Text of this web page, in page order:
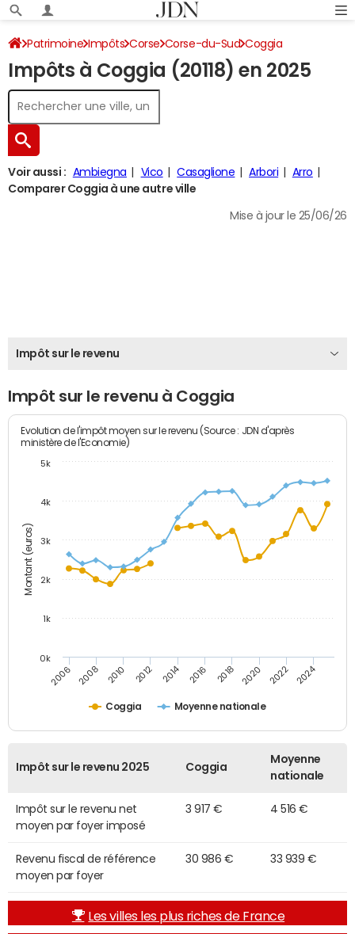
Patrimoine Impôts Corse Corse-du-Sud Coggia
Impôt sur le revenu
Impôts à Coggia (20118) en 2025
Voir aussi : Ambiegna Vico Casaglione Arbori
Arro
Comparer Coggia à une autre ville
Mise à jour le 25/06/26
Impôt sur le revenu
Impôt sur le revenu à Coggia
Montant (euros)
Evolution de l'impôt moyen sur le revenu (Source : JDN d'après
ministère de l'Economie)
Coggia Moyenne nationale
2006 2008 2010 2012 2014 2016 2018 2020 2022 2024
0k
1k
2k
3k
4k
5k
Impôt sur le revenu 2025 Coggia
Moyenne
nationale
Impôt sur le revenu net
moyen par foyer imposé
3 917 € 4 516 €
Revenu fiscal de référence
moyen par foyer
30 986 € 33 939 €
Les villes les plus riches de France